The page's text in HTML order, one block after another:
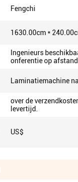
Fengchi
1630.00cm *
Ingenieurs
onferentie op afstand
Laminatiemachine
over de
levertijd.
US$